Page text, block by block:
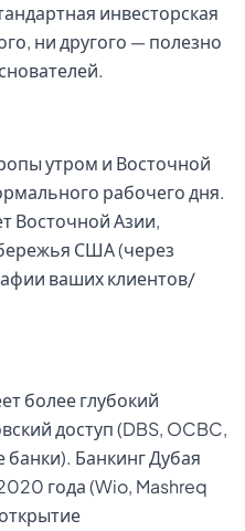
инвесторская
ни другого — полезно
утром и Восточной
рабочего дня.
Восточной Азии,
США (через
ваших клиентов/
более глубокий
доступ (DBS, OCBC,
Банкинг Дубая
года (Wio, Mashreq